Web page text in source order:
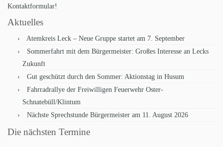
Kontaktformular!
Aktuelles
Atemkreis Leck – Neue Gruppe startet am 7. September
Sommerfahrt mit dem Bürgermeister: Großes Interesse an Lecks
Zukunft
Gut geschützt durch den Sommer: Aktionstag in Husum
Fahrradrallye der Freiwilligen Feuerwehr Oster-
Schnatebüll/Klintum
Nächste Sprechstunde Bürgermeister am 11. August 2026
Die nächsten Termine